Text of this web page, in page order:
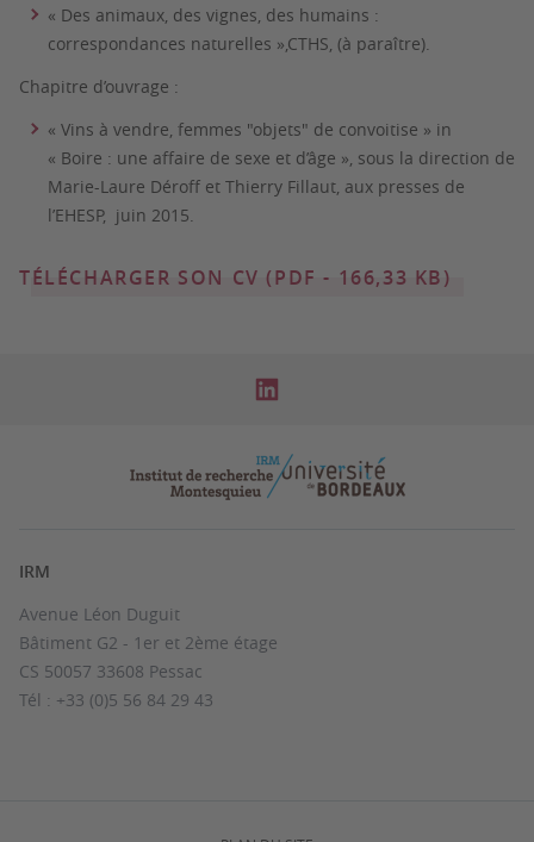
« Des animaux, des vignes, des humains :
correspondances naturelles »,CTHS, (à paraître).
Chapitre d’ouvrage :
« Vins à vendre, femmes "objets" de convoitise » in
« Boire : une affaire de sexe et d’âge », sous la direction de
Marie-Laure Déroff et Thierry Fillaut, aux presses de
l’EHESP, juin 2015.
TÉLÉCHARGER SON CV (PDF - 166,33 KB)
IRM
Avenue Léon Duguit
Bâtiment G2 - 1er et 2ème étage
CS 50057 33608 Pessac
Tél : +33 (0)5 56 84 29 43